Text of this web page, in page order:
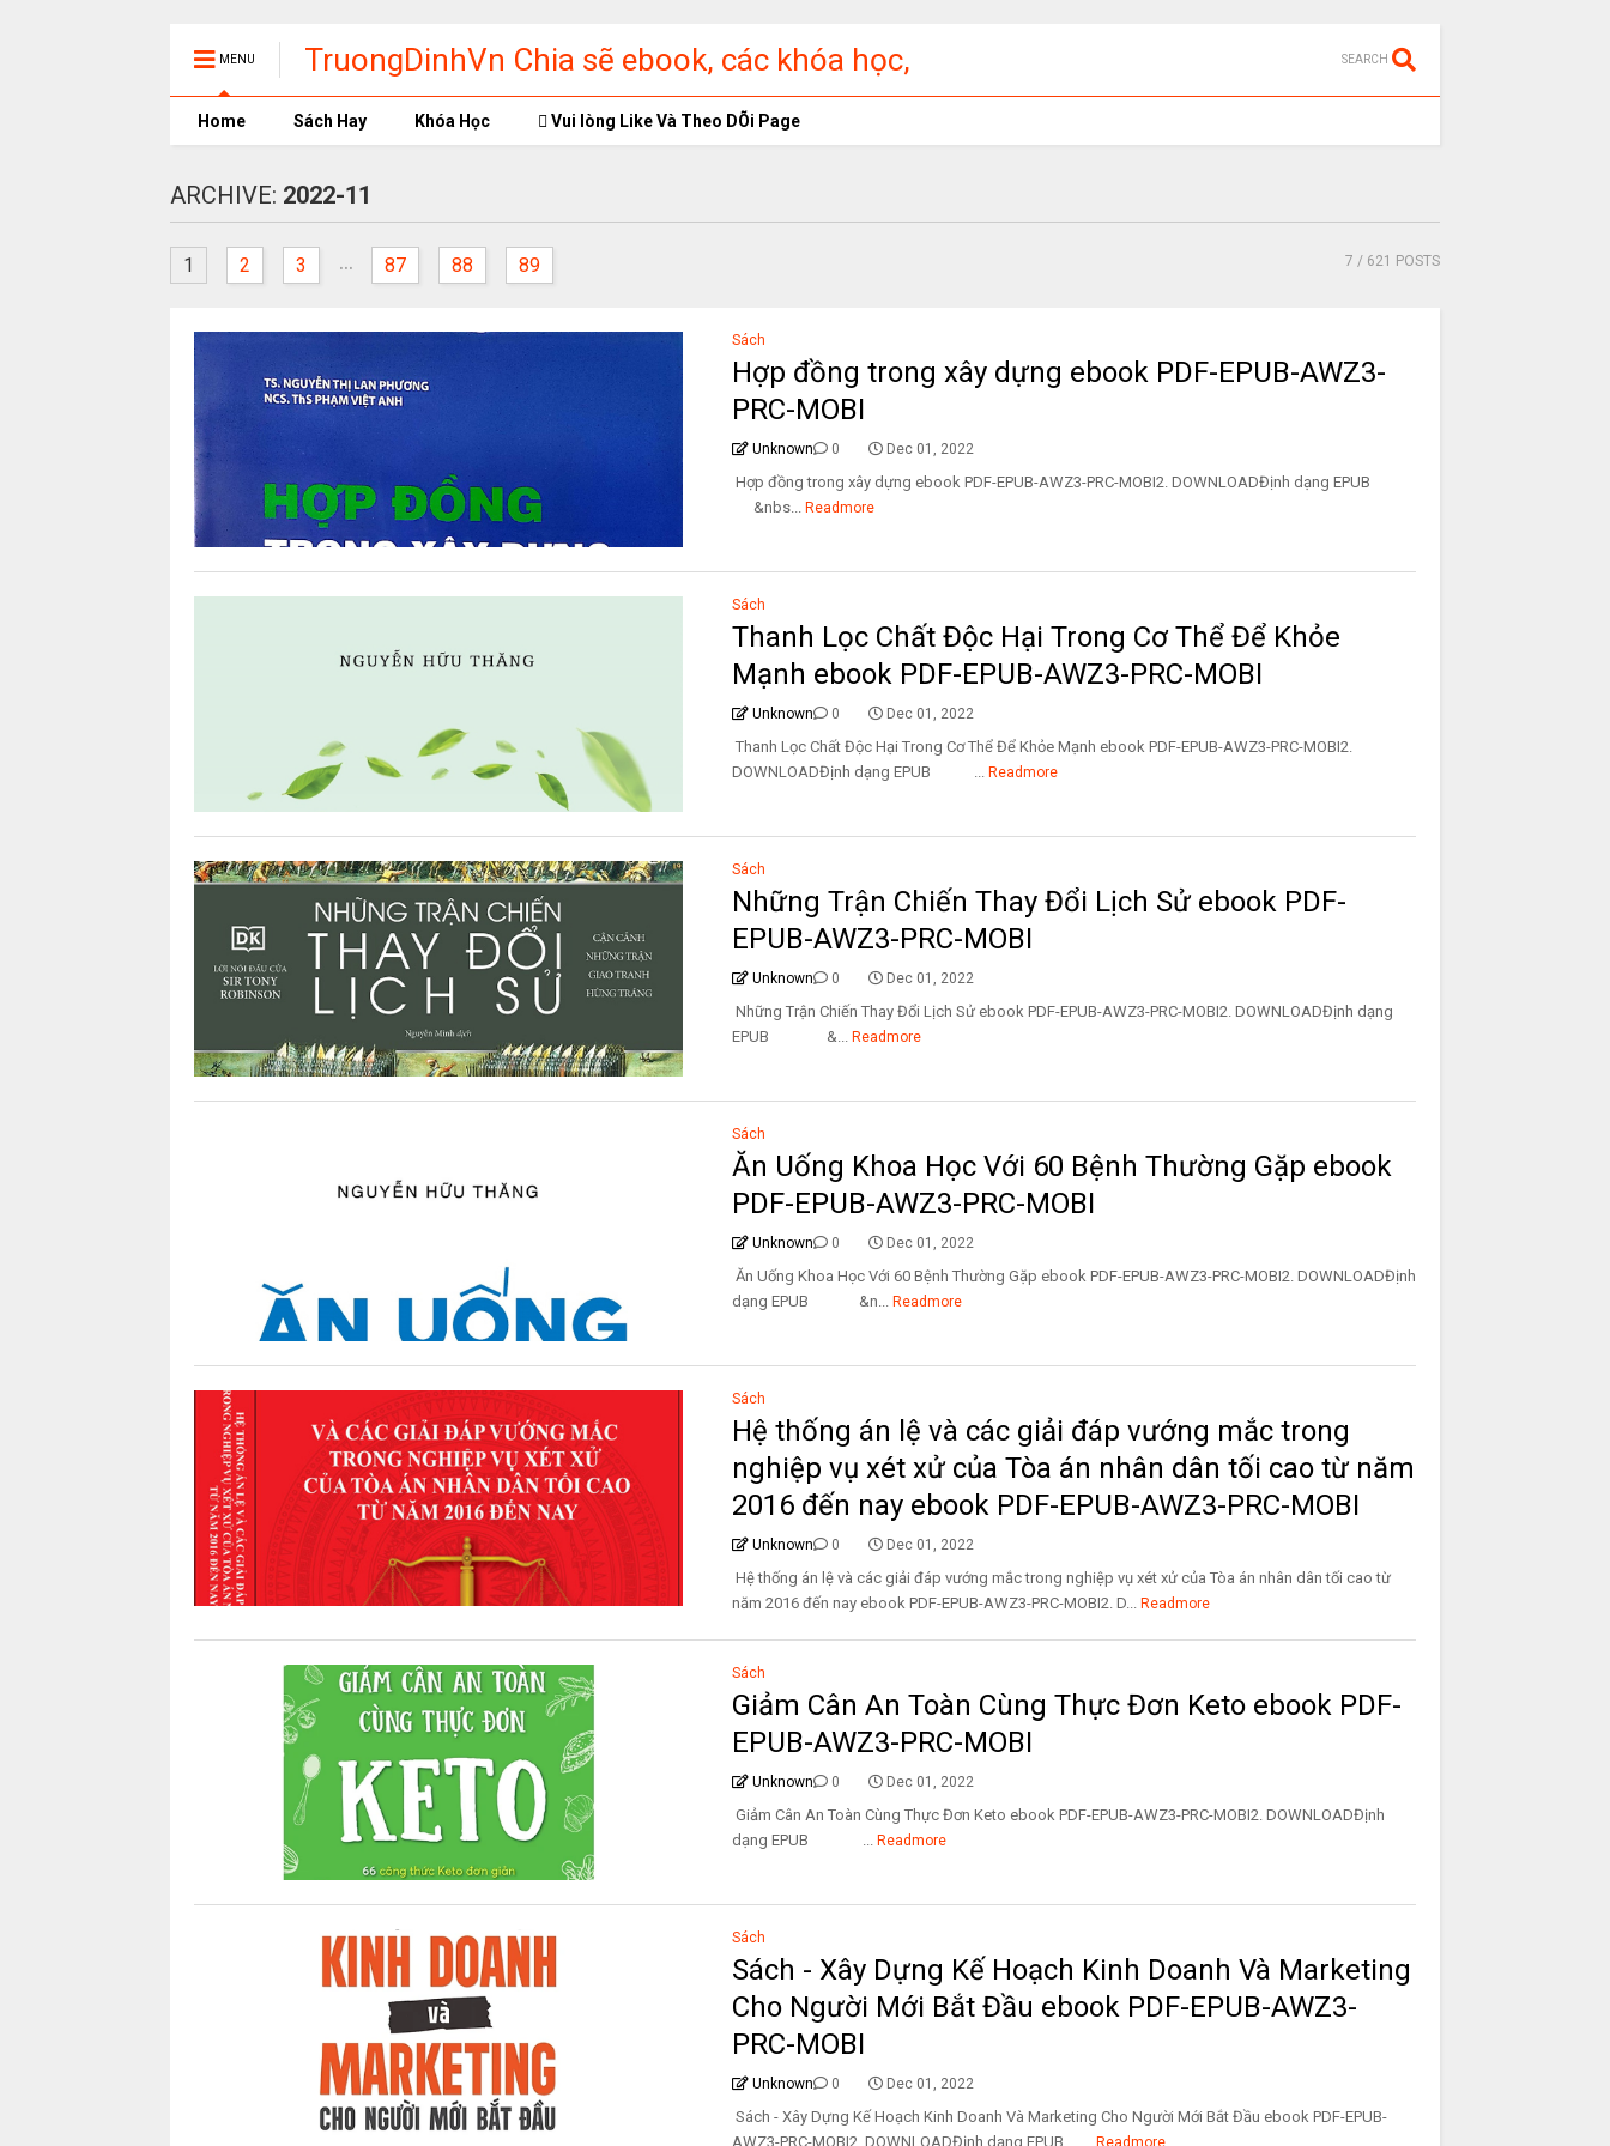
MENU
TruongDinhVn Chia sẽ ebook, các khóa học,
phần mềm học tập miễn phí
SEARCH
Home Sách Hay Khóa Học Vui lòng Like Và Theo DÕi Page
ARCHIVE: 2022-11
1 2 3 ... 87 88 89 7 / 621 POSTS
Sách
Hợp đồng trong xây dựng ebook PDF-EPUB-AWZ3-
PRC-MOBI
Unknown 0 Dec 01, 2022
Hợp đồng trong xây dựng ebook PDF-EPUB-AWZ3-PRC-MOBI2. DOWNLOADĐịnh dạng EPUB
&nbs... Readmore
Sách
Thanh Lọc Chất Độc Hại Trong Cơ Thể Để Khỏe
Mạnh ebook PDF-EPUB-AWZ3-PRC-MOBI
Unknown 0 Dec 01, 2022
Thanh Lọc Chất Độc Hại Trong Cơ Thể Để Khỏe Mạnh ebook PDF-EPUB-AWZ3-PRC-MOBI2.
DOWNLOADĐịnh dạng EPUB ... Readmore
Sách
Những Trận Chiến Thay Đổi Lịch Sử ebook PDF-
EPUB-AWZ3-PRC-MOBI
Unknown 0 Dec 01, 2022
Những Trận Chiến Thay Đổi Lịch Sử ebook PDF-EPUB-AWZ3-PRC-MOBI2. DOWNLOADĐịnh dạng
EPUB &... Readmore
Sách
Ăn Uống Khoa Học Với 60 Bệnh Thường Gặp ebook
PDF-EPUB-AWZ3-PRC-MOBI
Unknown 0 Dec 01, 2022
Ăn Uống Khoa Học Với 60 Bệnh Thường Gặp ebook PDF-EPUB-AWZ3-PRC-MOBI2. DOWNLOADĐịnh
dạng EPUB &n... Readmore
Sách
Hệ thống án lệ và các giải đáp vướng mắc trong
nghiệp vụ xét xử của Tòa án nhân dân tối cao từ năm
2016 đến nay ebook PDF-EPUB-AWZ3-PRC-MOBI
Unknown 0 Dec 01, 2022
Hệ thống án lệ và các giải đáp vướng mắc trong nghiệp vụ xét xử của Tòa án nhân dân tối cao từ
năm 2016 đến nay ebook PDF-EPUB-AWZ3-PRC-MOBI2. D... Readmore
Sách
Giảm Cân An Toàn Cùng Thực Đơn Keto ebook PDF-
EPUB-AWZ3-PRC-MOBI
Unknown 0 Dec 01, 2022
Giảm Cân An Toàn Cùng Thực Đơn Keto ebook PDF-EPUB-AWZ3-PRC-MOBI2. DOWNLOADĐịnh
dạng EPUB ... Readmore
Sách
Sách - Xây Dựng Kế Hoạch Kinh Doanh Và Marketing
Cho Người Mới Bắt Đầu ebook PDF-EPUB-AWZ3-
PRC-MOBI
Unknown 0 Dec 01, 2022
Sách - Xây Dựng Kế Hoạch Kinh Doanh Và Marketing Cho Người Mới Bắt Đầu ebook PDF-EPUB-
AWZ3-PRC-MOBI2. DOWNLOADĐịnh dạng EPUB ...
Readmore